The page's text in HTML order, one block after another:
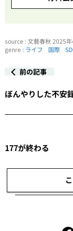
source : 文藝春秋 2025
genre : ライフ 国際
前の記事
ぼんやりした不安
177が終わる